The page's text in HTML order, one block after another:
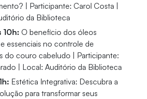
| Participante: Carol Costa |
da Biblioteca
10h: O benefício dos óleos
essenciais no controle de
do couro cabeludo | Participante:
| Local: Auditório da Biblioteca
Estética Integrativa: Descubra a
para transformar seus